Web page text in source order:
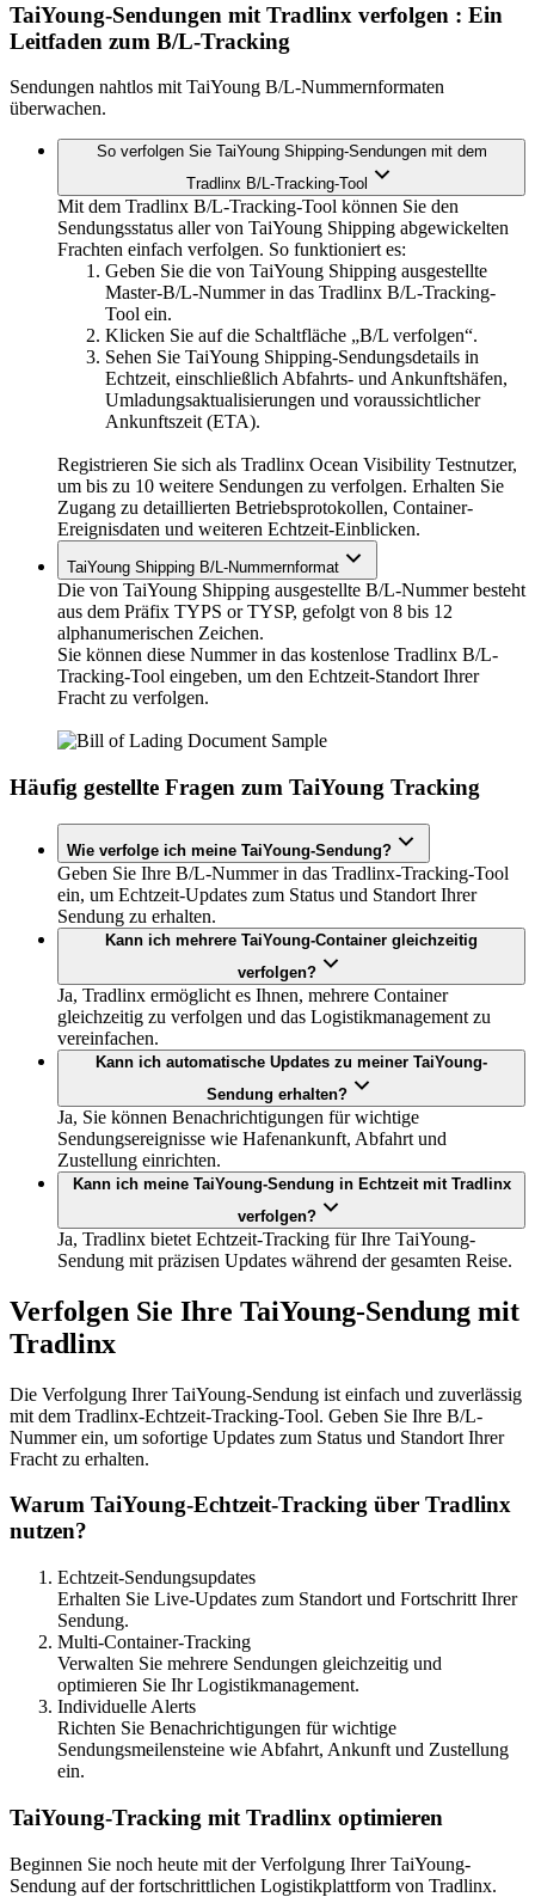
TaiYoung-Sendungen mit Tradlinx verfolgen : Ein
Leitfaden zum B/L-Tracking
Sendungen nahtlos mit TaiYoung B/L-Nummernformaten
überwachen.
So verfolgen Sie TaiYoung Shipping-Sendungen mit dem
Tradlinx B/L-Tracking-Tool
Mit dem Tradlinx B/L-Tracking-Tool können Sie den
Sendungsstatus aller von TaiYoung Shipping abgewickelten
Frachten einfach verfolgen. So funktioniert es:
Geben Sie die von TaiYoung Shipping ausgestellte
Master-B/L-Nummer in das Tradlinx B/L-Tracking-
Tool ein.
Klicken Sie auf die Schaltfläche „B/L verfolgen“.
Sehen Sie TaiYoung Shipping-Sendungsdetails in
Echtzeit, einschließlich Abfahrts- und Ankunftshäfen,
Umladungsaktualisierungen und voraussichtlicher
Ankunftszeit (ETA).
Registrieren Sie sich als Tradlinx Ocean Visibility Testnutzer,
um bis zu 10 weitere Sendungen zu verfolgen. Erhalten Sie
Zugang zu detaillierten Betriebsprotokollen, Container-
Ereignisdaten und weiteren Echtzeit-Einblicken.
TaiYoung Shipping B/L-Nummernformat
Die von TaiYoung Shipping ausgestellte B/L-Nummer besteht
aus dem Präfix TYPS or TYSP, gefolgt von 8 bis 12
alphanumerischen Zeichen.
Sie können diese Nummer in das kostenlose Tradlinx B/L-
Tracking-Tool eingeben, um den Echtzeit-Standort Ihrer
Fracht zu verfolgen.
Häufig gestellte Fragen zum TaiYoung Tracking
Wie verfolge ich meine TaiYoung-Sendung?
Geben Sie Ihre B/L-Nummer in das Tradlinx-Tracking-Tool
ein, um Echtzeit-Updates zum Status und Standort Ihrer
Sendung zu erhalten.
Kann ich mehrere TaiYoung-Container gleichzeitig
verfolgen?
Ja, Tradlinx ermöglicht es Ihnen, mehrere Container
gleichzeitig zu verfolgen und das Logistikmanagement zu
vereinfachen.
Kann ich automatische Updates zu meiner TaiYoung-
Sendung erhalten?
Ja, Sie können Benachrichtigungen für wichtige
Sendungsereignisse wie Hafenankunft, Abfahrt und
Zustellung einrichten.
Kann ich meine TaiYoung-Sendung in Echtzeit mit Tradlinx
verfolgen?
Ja, Tradlinx bietet Echtzeit-Tracking für Ihre TaiYoung-
Sendung mit präzisen Updates während der gesamten Reise.
Verfolgen Sie Ihre TaiYoung-Sendung mit
Tradlinx
Die Verfolgung Ihrer TaiYoung-Sendung ist einfach und zuverlässig
mit dem Tradlinx-Echtzeit-Tracking-Tool. Geben Sie Ihre B/L-
Nummer ein, um sofortige Updates zum Status und Standort Ihrer
Fracht zu erhalten.
Warum TaiYoung-Echtzeit-Tracking über Tradlinx
nutzen?
Echtzeit-Sendungsupdates
Erhalten Sie Live-Updates zum Standort und Fortschritt Ihrer
Sendung.
Multi-Container-Tracking
Verwalten Sie mehrere Sendungen gleichzeitig und
optimieren Sie Ihr Logistikmanagement.
Individuelle Alerts
Richten Sie Benachrichtigungen für wichtige
Sendungsmeilensteine wie Abfahrt, Ankunft und Zustellung
ein.
TaiYoung-Tracking mit Tradlinx optimieren
Beginnen Sie noch heute mit der Verfolgung Ihrer TaiYoung-
Sendung auf der fortschrittlichen Logistikplattform von Tradlinx.